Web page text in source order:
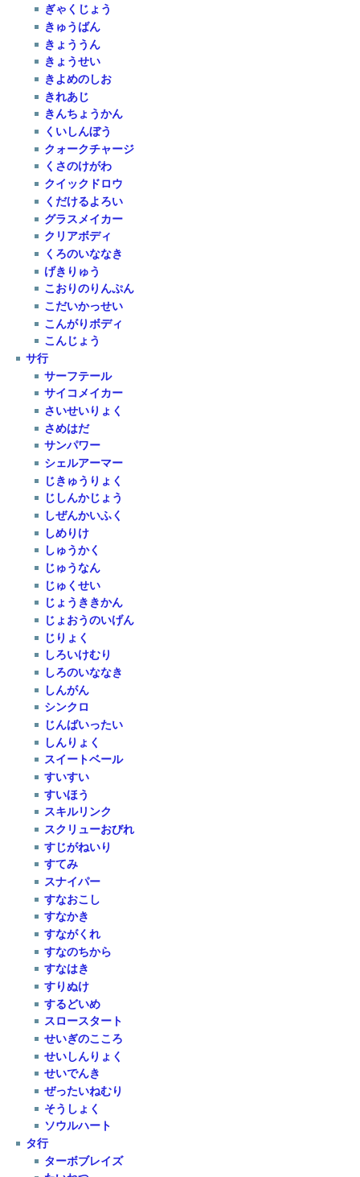
ぎゃくじょう
きゅうばん
きょううん
きょうせい
きよめのしお
きれあじ
きんちょうかん
くいしんぼう
クォークチャージ
くさのけがわ
クイックドロウ
くだけるよろい
グラスメイカー
クリアボディ
くろのいななき
げきりゅう
こおりのりんぷん
こだいかっせい
こんがりボディ
こんじょう
サ行
サーフテール
サイコメイカー
さいせいりょく
さめはだ
サンパワー
シェルアーマー
じきゅうりょく
じしんかじょう
しぜんかいふく
しめりけ
しゅうかく
じゅうなん
じゅくせい
じょうききかん
じょおうのいげん
じりょく
しろいけむり
しろのいななき
しんがん
シンクロ
じんばいったい
しんりょく
スイートベール
すいすい
すいほう
スキルリンク
スクリューおびれ
すじがねいり
すてみ
スナイパー
すなおこし
すなかき
すながくれ
すなのちから
すなはき
すりぬけ
するどいめ
スロースタート
せいぎのこころ
せいしんりょく
せいでんき
ぜったいねむり
そうしょく
ソウルハート
タ行
ターボブレイズ